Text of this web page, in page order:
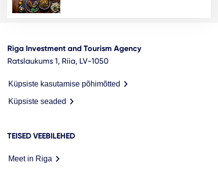
Riga Investment and Tourism Agency
Ratslaukums 1, Riia, LV-1050
Küpsiste kasutamise põhimõtted
Küpsiste seaded
TEISED VEEBILEHED
Meet in Riga